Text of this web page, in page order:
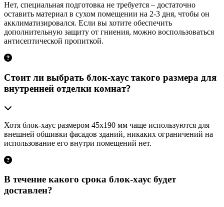
Нет, специальная подготовка не требуется – достаточно
оставить материал в сухом помещении на 2-3 дня, чтобы он
акклиматизировался. Если вы хотите обеспечить
дополнительную защиту от гниения, можно воспользоваться
антисептической пропиткой.
Стоит ли выбрать блок-хаус такого размера для
внутренней отделки комнат?
Хотя блок-хаус размером 45х190 мм чаще используются для
внешней обшивки фасадов зданий, никаких ограничений на
использование его внутри помещений нет.
В течение какого срока блок-хаус будет
доставлен?